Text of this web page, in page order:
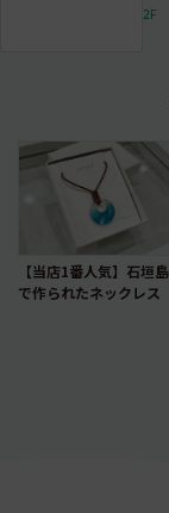
2F
【当店1番人気】石垣島
で作られたネックレス